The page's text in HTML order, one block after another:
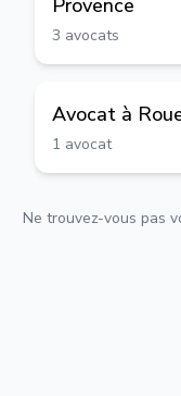
Provence
3 avocats
Avocat à
1 avocat
Ne trouvez-vous pas